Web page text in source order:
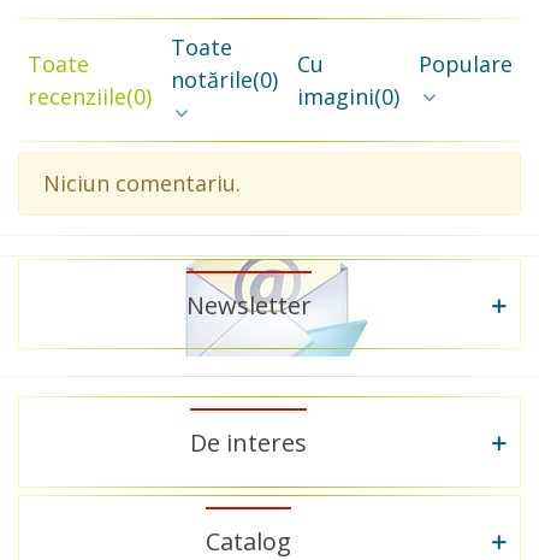
Toate
recenziile(0)
Toate
notările(0)
Cu
imagini(0)
Populare
Niciun comentariu.
Newsletter
De interes
Catalog